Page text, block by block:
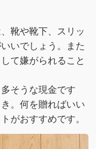
靴や靴下、スリッ
いでしょう。また
て嫌がられること
そうな現金です
。何を贈ればいい
がおすすめです。